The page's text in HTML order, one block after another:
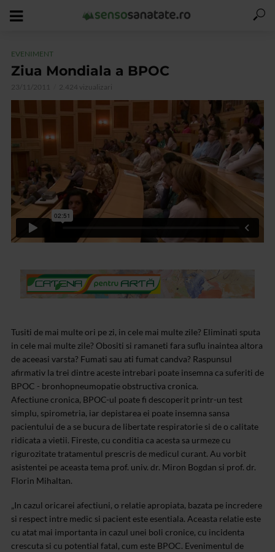
EVENIMENT
Ziua Mondiala a BPOC
23/11/2011 2.424 vizualizari
Tusiti de mai multe ori pe zi, in cele mai multe zile? Eliminati sputa
in cele mai multe zile? Obositi si ramaneti fara suflu inaintea altora
de aceeasi varsta? Fumati sau ati fumat candva? Raspunsul
afirmativ la trei dintre aceste intrebari poate insemna ca suferiti de
BPOC - bronhopneumopatie obstructiva cronica.
Afectiune cronica, BPOC-ul poate fi descoperit printr-un test
simplu, spirometria, iar depistarea ei poate insemna sansa
pacientului de a se bucura de libertate respiratorie si de o calitate
ridicata a vietii. Fireste, cu conditia ca acesta sa urmeze cu
rigurozitate tratamentul prescris de medicul curant. Au vorbit
asistentei pe aceasta tema prof. univ. dr. Miron Bogdan si prof. dr.
Florin Mihaltan.
„In cazul oricarei afectiuni, o relatie apropiata, bazata pe incredere
si respect intre medic si pacient este esentiala. Aceasta relatie este
cu atat mai importanta in cazul unei boli cronice, cu incidenta
crescuta si cu potential fatal, cum este BPOC. Evenimentul de